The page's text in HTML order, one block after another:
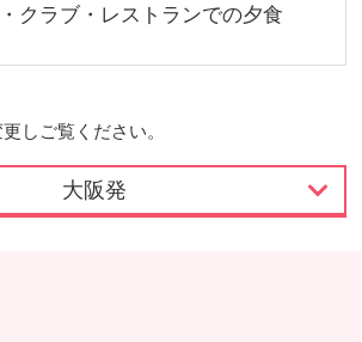
クラブ・レストランでの夕食
しご覧ください。
大阪発